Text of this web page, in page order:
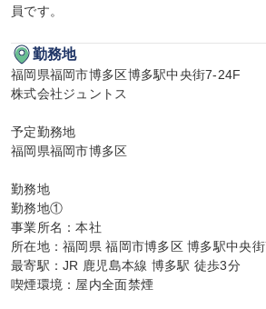
員です。
勤務地
福岡県福岡市博多区博多駅中央街7-24F
株式会社ジュントス
予定勤務地
福岡県福岡市博多区
勤務地
勤務地①
事業所名：本社
所在地：福岡県 福岡市博多区 博多駅中央
最寄駅：JR 鹿児島本線 博多駅 徒歩3分
喫煙環境：屋内全面禁煙